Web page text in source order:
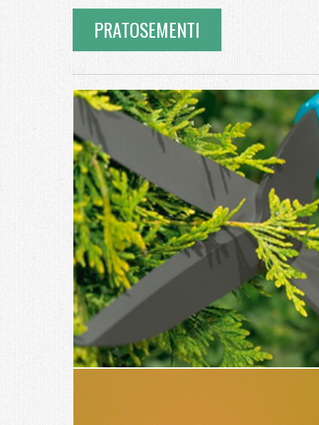
PRATOSEMENTI